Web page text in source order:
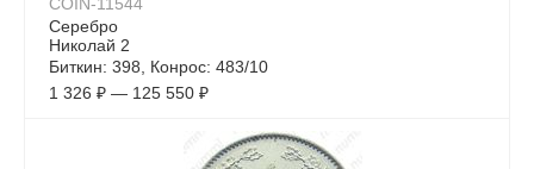
Серебро
Николай 2
Биткин: 398, Конрос: 483/10
1 326 ₽ — 125 550 ₽